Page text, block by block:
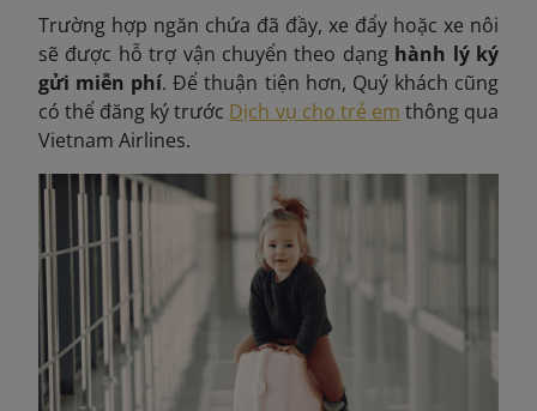
Trường hợp ngăn chứa đã đầy, xe đẩy hoặc xe nôi
sẽ được hỗ trợ vận chuyển theo dạng hành lý ký
gửi miễn phí. Để thuận tiện hơn, Quý khách cũng
có thể đăng ký trước Dịch vụ cho trẻ em thông qua
Vietnam Airlines.